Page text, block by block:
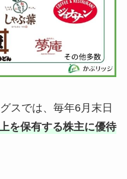
スでは、毎年6月末日
を保有する株主に優待